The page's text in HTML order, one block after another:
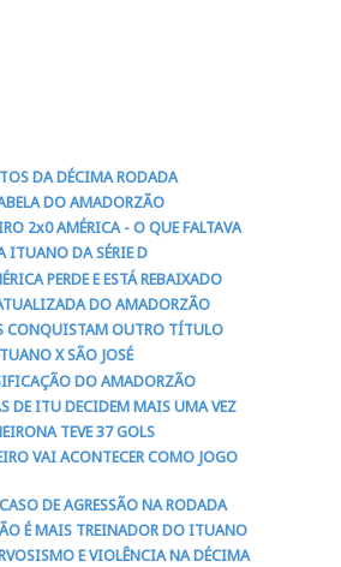
DA DÉCIMA RODADA
DO AMADORZÃO
2x0 AMÉRICA - O QUE FALTAVA
ITUANO DA SÉRIE D
PERDE E ESTÁ REBAIXADO
DO AMADORZÃO
CONQUISTAM OUTRO TÍTULO
X SÃO JOSÉ
DO AMADORZÃO
DE ITU DECIDEM MAIS UMA VEZ
TEVE 37 GOLS
VAI ACONTECER COMO JOGO
DE AGRESSÃO NA RODADA
É MAIS TREINADOR DO ITUANO
E VIOLÊNCIA NA DÉCIMA